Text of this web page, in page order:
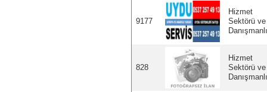
9177
Hizmet
Sektörü ve
828
Hizmet
Sektörü ve